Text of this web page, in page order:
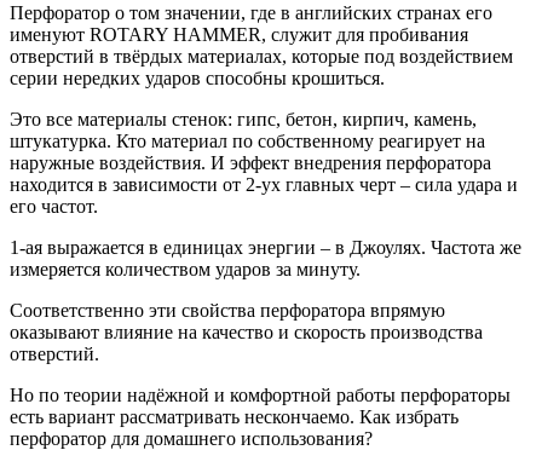
Перфоратор о том значении, где в английских странах его
именуют ROTARY HAMMER, служит для пробивания
отверстий в твёрдых материалах, которые под воздействием
серии нередких ударов способны крошиться.
Это все материалы стенок: гипс, бетон, кирпич, камень,
штукатурка. Кто материал по собственному реагирует на
наружные воздействия. И эффект внедрения перфоратора
находится в зависимости от 2-ух главных черт – сила удара и
его частот.
1-ая выражается в единицах энергии – в Джоулях. Частота же
измеряется количеством ударов за минуту.
Соответственно эти свойства перфоратора впрямую
оказывают влияние на качество и скорость производства
отверстий.
Но по теории надёжной и комфортной работы перфораторы
есть вариант рассматривать нескончаемо. Как избрать
перфоратор для домашнего использования?